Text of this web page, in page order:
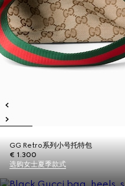
GG Retro系列小号托特包
€ 1.300
选购女士夏季款式